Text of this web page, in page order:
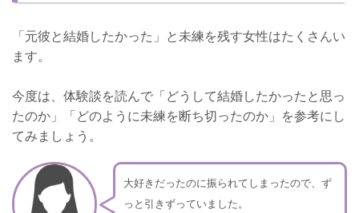
「元彼と結婚したかった」と未練を残す女性はたくさんい
ます。
今度は、体験談を読んで「どうして結婚したかったと思っ
たのか」「どのように未練を断ち切ったのか」を参考にし
てみましょう。
大好きだったのに振られてしまったので、ず
っと引きずっていました。